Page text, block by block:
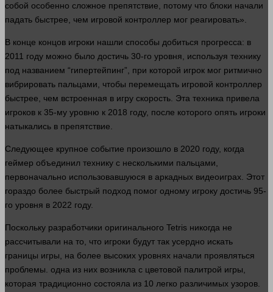
собой особенно сложное препятствие, потому что блоки начали
падать быстрее, чем игровой контроллер мог реагировать».
В конце концов игроки нашли способы добиться прогресса: в
2011 году можно было достичь 30-го уровня, используя технику
под названием “гипертейпинг”, при которой игрок мог ритмично
вибрировать пальцами, чтобы перемещать игровой контроллер
быстрее, чем встроенная в игру скорость. Эта техника привела
игроков к 35-му уровню к 2018 году, после которого опять игроки
натыкались в препятствие.
Следующее крупное событие произошло в 2020 году, когда
геймер объединил технику с несколькими пальцами,
первоначально использовавшуюся в аркадных видеоиграх. Этот
гораздо более быстрый подход помог одному игроку достичь 95-
го уровня в 2022 году.
Поскольку разработчики оригинального Tetris никогда не
рассчитывали на то, что игроки будут так усердно искать
границы игры, на более высоких уровнях начали проявляться
проблемы. одна из них возникла с цветовой палитрой игры,
которая традиционно состояла из 10 легко различимых узоров.